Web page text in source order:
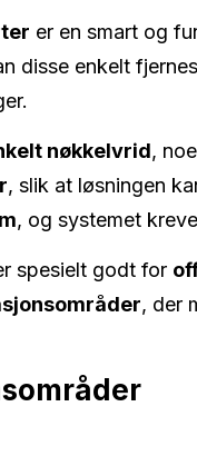
er en smart og
disse enkelt
nøkkelvrid,
, slik at løsningen
, og systemet
spesielt godt for
, der